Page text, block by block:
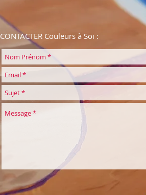
CONTACTER Couleurs à Soi :